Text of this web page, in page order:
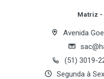
Email Address
Matriz -
Avenida
(51) 3019-
Segunda à